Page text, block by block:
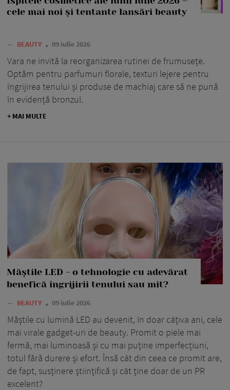
cele mai noi și tentante lansări beauty
— BEAUTY 09 iulie 2026
Vara ne invită la reorganizarea rutinei de frumusețe.
Optăm pentru parfumuri florale, texturi lejere pentru
îngrijirea tenului și produse de machiaj care să ne pună
în evidență bronzul.
+ MAI MULTE
Măștile LED - o tehnologie cu adevărat
benefică îngrijirii tenului sau mit?
— BEAUTY 09 iulie 2026
Măștile cu lumină LED au devenit, în doar câțiva ani, cele
mai virale gadget-uri de beauty. Promit o piele mai
fermă, mai luminoasă și cu mai puține imperfecțiuni,
totul fără durere și efort. Însă cât din ceea ce promit are,
de fapt, susținere științifică și cât ține doar de un PR
excelent?